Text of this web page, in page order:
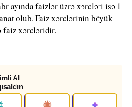
ayında faizlər üzrə xərcləri isə 1
olub. Faiz xərclərinin böyük
faiz xərcləridir.
AI